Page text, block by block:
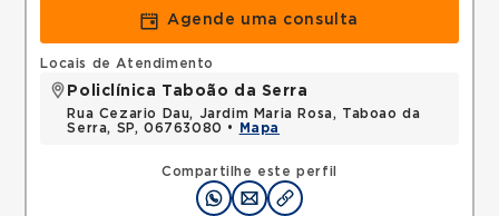
Agende uma consulta
Compartilhe este perfil
Locais de Atendimento
Policlínica Taboão da Serra
Rua Cezario Dau, Jardim Maria Rosa, Taboao da
Serra, SP, 06763080 •
Mapa